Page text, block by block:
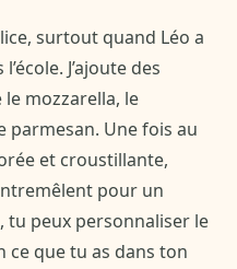
surtout quand Léo a
J’ajoute des
mozzarella, le
parmesan. Une fois au
et croustillante,
pour un
tu peux personnaliser le
ce que tu as dans ton